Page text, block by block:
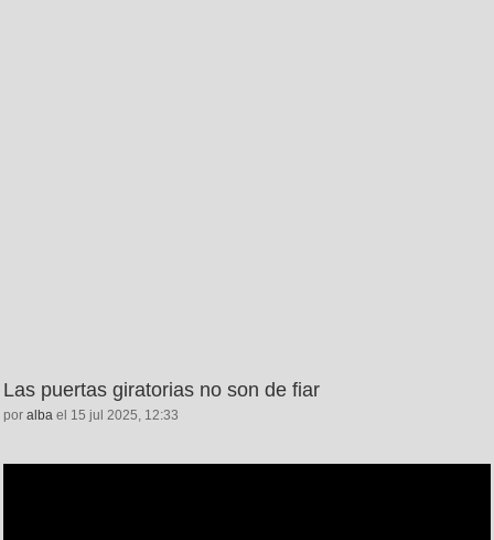
Las puertas giratorias no son de fiar
por alba el 15 jul 2025, 12:33